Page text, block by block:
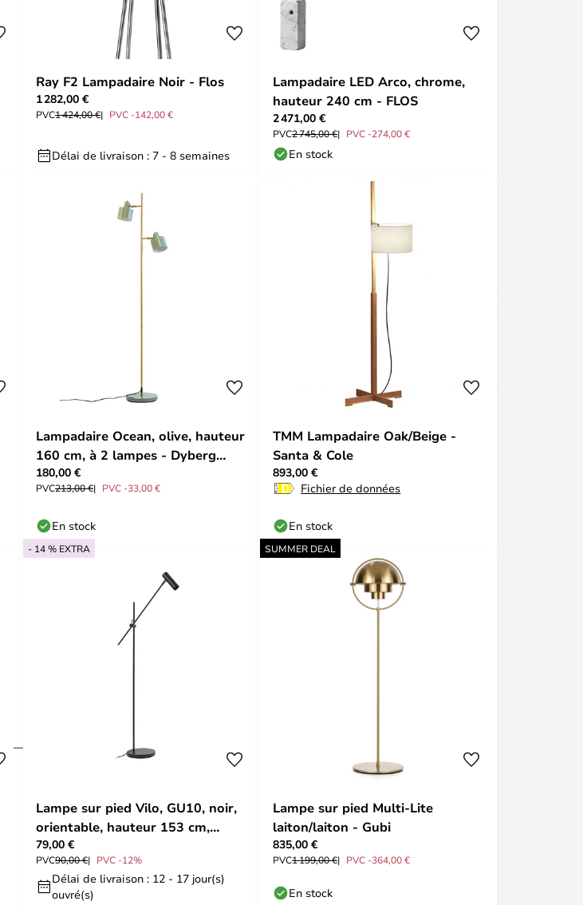
Ray F2 Lampadaire Noir - Flos
1 282,00 €
PVC1 424,00 € PVC -142,00 €
Délai de livraison : 7 - 8 semaines
Lampadaire LED Arco, chrome,
hauteur 240 cm - FLOS
2 471,00 €
PVC2 745,00 € PVC -274,00 €
En stock
Lampadaire Ocean, olive, hauteur
160 cm, à 2 lampes - Dyberg
Larsen
180,00 €
PVC213,00 € PVC -33,00 €
En stock
TMM Lampadaire Oak/Beige -
Santa & Cole
893,00 €
Fichier de données
En stock
- 14 % EXTRA
Lampe sur pied Vilo, GU10, noir,
orientable, hauteur 153 cm,
métal - Lindby
79,00 €
PVC90,00 € PVC -12%
Délai de livraison : 12 - 17 jour(s)
ouvré(s)
SUMMER DEAL
Lampe sur pied Multi-Lite
laiton/laiton - Gubi
835,00 €
PVC1 199,00 € PVC -364,00 €
En stock